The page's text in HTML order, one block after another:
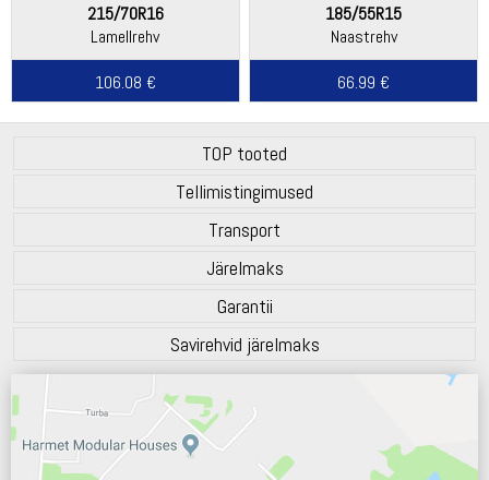
215/70R16
Lamellrehv
106.08 €
185/55R15
Naastrehv
66.99 €
TOP tooted
Tellimistingimused
Transport
Järelmaks
Garantii
Savirehvid järelmaks